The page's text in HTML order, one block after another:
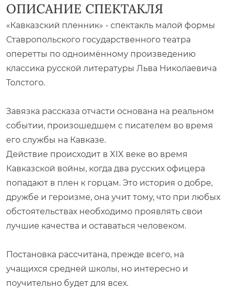
ОПИСАНИЕ СПЕКТАКЛЯ
«Кавказский пленник» - спектакль малой формы
Ставропольского государственного театра
оперетты по одноимённому произведению
классика русской литературы Льва Николаевича
Толстого.
Завязка рассказа отчасти основана на реальном
событии, произошедшем с писателем во время
его службы на Кавказе.
Действие происходит в XIX веке во время
Кавказской войны, когда два русских офицера
попадают в плен к горцам. Это история о добре,
дружбе и героизме, она учит тому, что при любых
обстоятельствах необходимо проявлять свои
лучшие качества и оставаться человеком.
Постановка рассчитана, прежде всего, на
учащихся средней школы, но интересно и
поучительно будет для всех.